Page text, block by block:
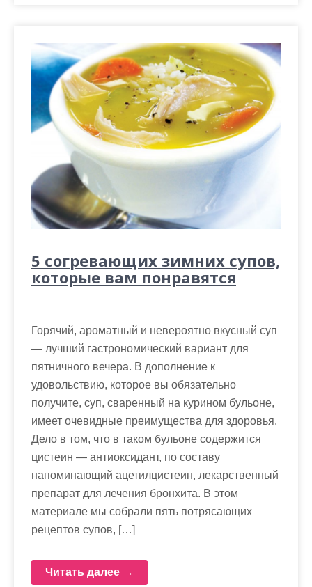
5 согревающих зимних супов,
которые вам понравятся
Горячий, ароматный и невероятно вкусный суп
— лучший гастрономический вариант для
пятничного вечера. В дополнение к
удовольствию, которое вы обязательно
получите, суп, сваренный на курином бульоне,
имеет очевидные преимущества для здоровья.
Дело в том, что в таком бульоне содержится
цистеин — антиоксидант, по составу
напоминающий ацетилцистеин, лекарственный
препарат для лечения бронхита. В этом
материале мы собрали пять потрясающих
рецептов супов, […]
Читать далее →